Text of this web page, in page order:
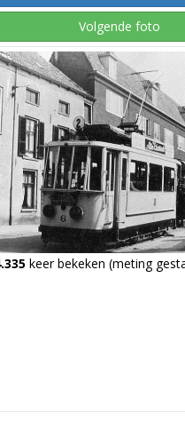
Volgende foto
keer bekeken (meting